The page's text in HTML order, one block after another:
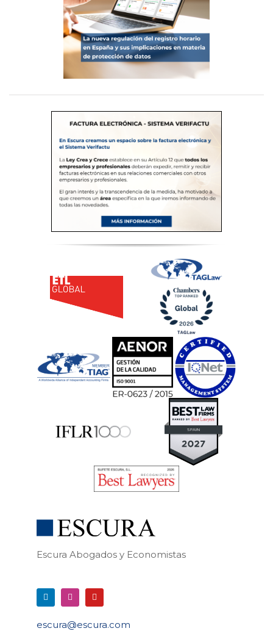
Escura Abogados y Economistas
escura@escura.com